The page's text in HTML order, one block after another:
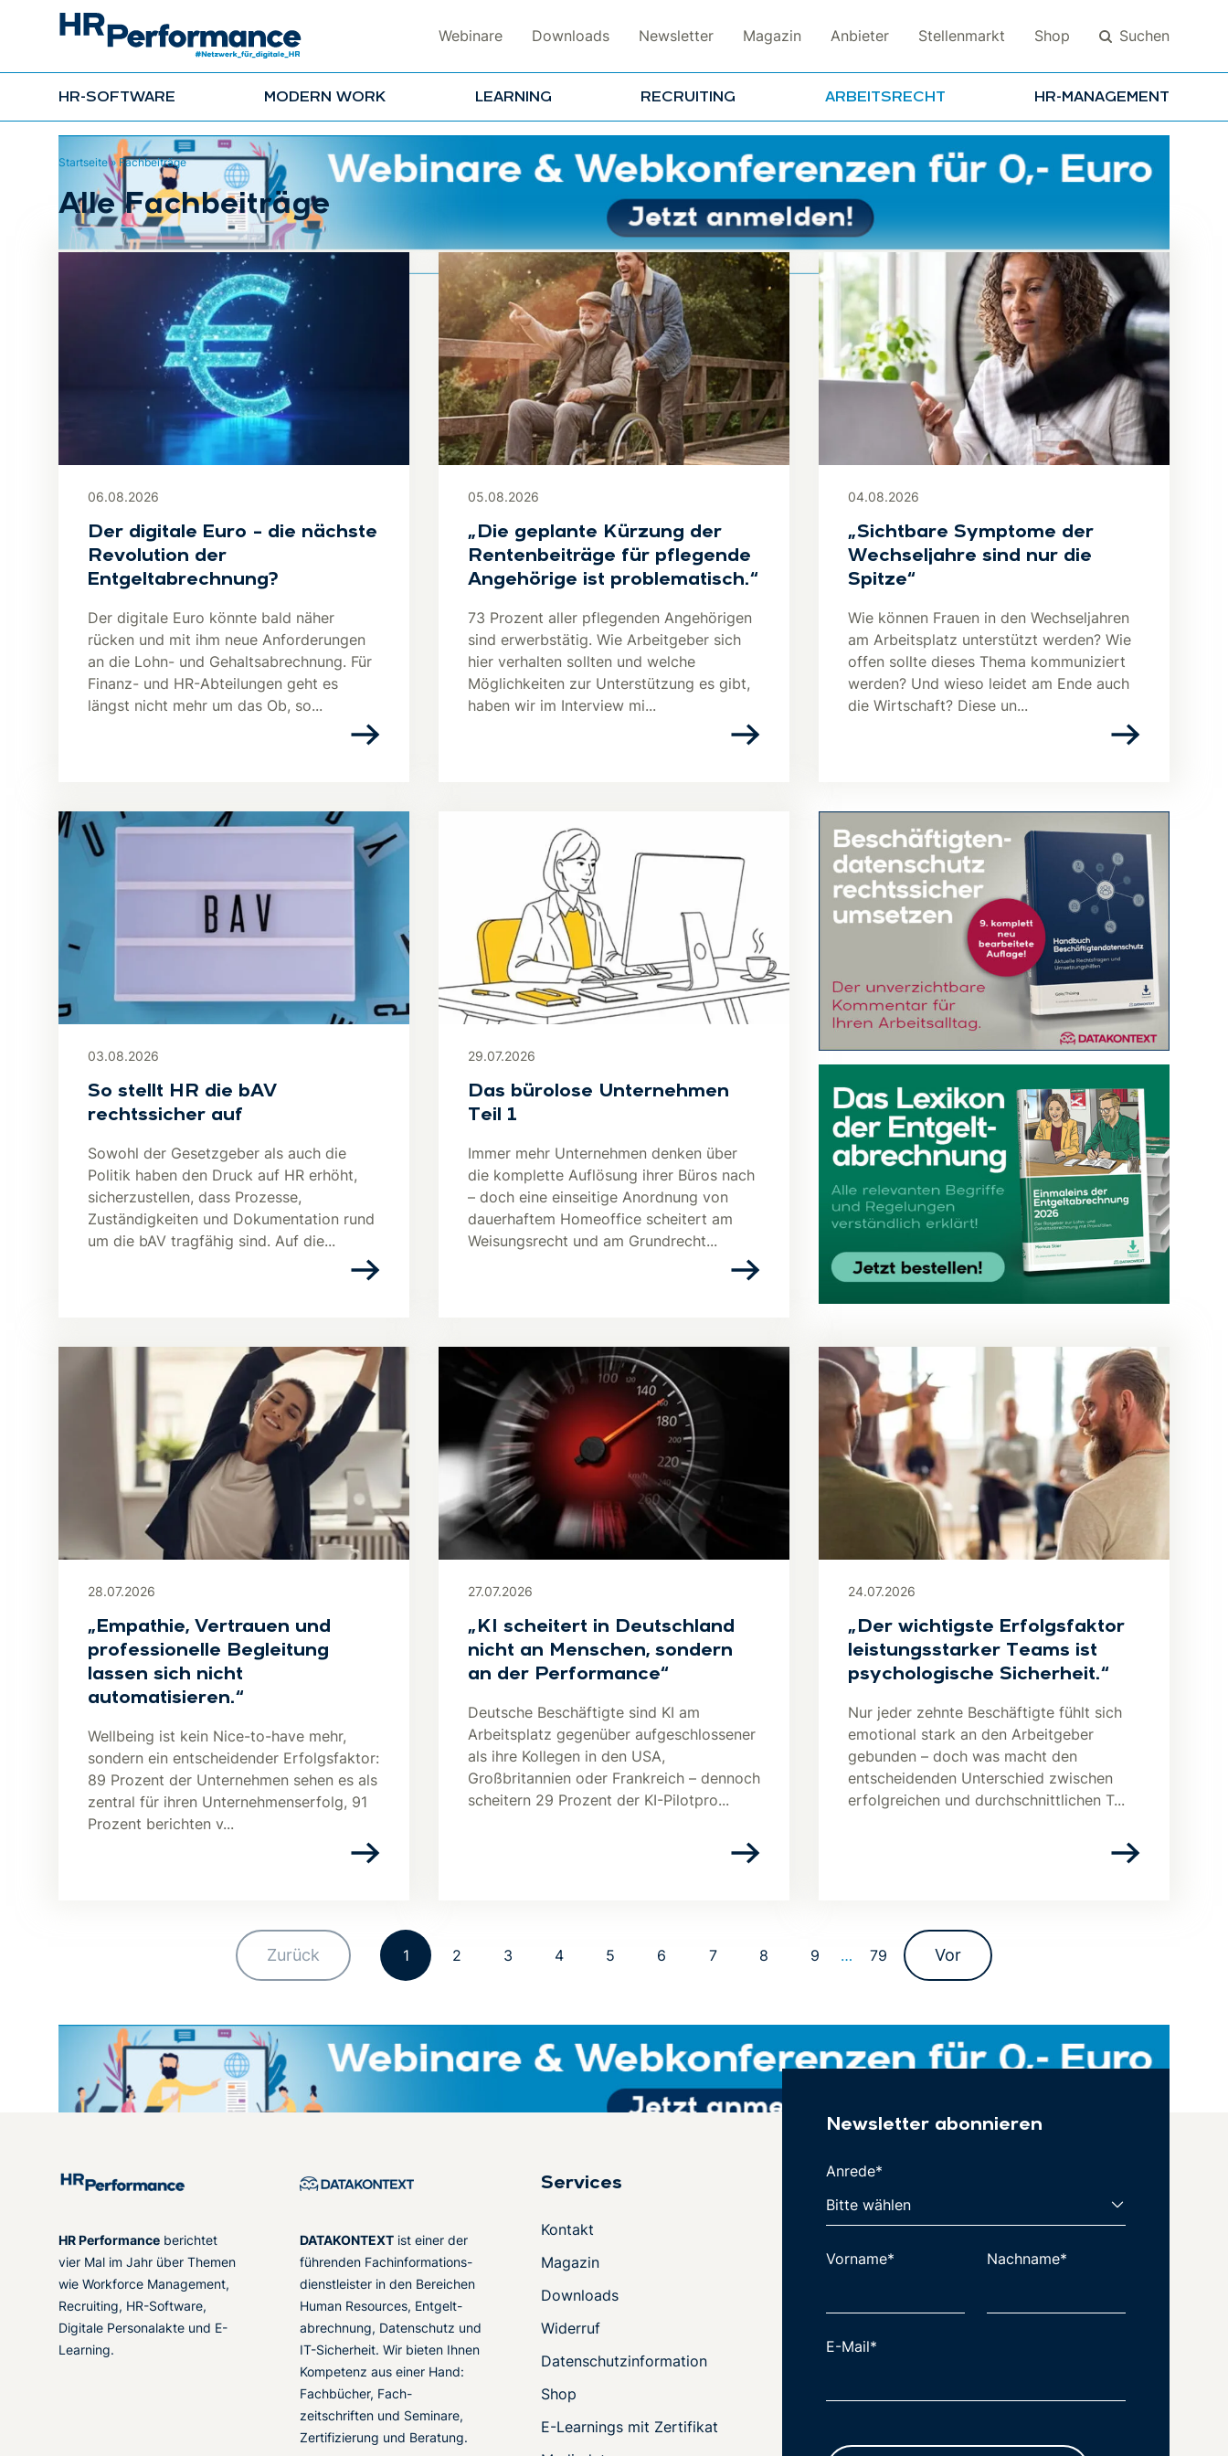
Webinare Downloads Newsletter Magazin Anbieter Stellenmarkt Shop Suchen
HR-SOFTWARE MODERN WORK LEARNING RECRUITING ARBEITSRECHT HR-MANAGEMENT
Suchen
Startseite»Fachbeiträge
Alle Fachbeiträge
06.08.2026
Der digitale Euro – die nächste
Revolution der
Entgeltabrechnung?
Der digitale Euro könnte bald näher
rücken und mit ihm neue Anforderungen
an die Lohn- und Gehaltsabrechnung. Für
Finanz- und HR-Abteilungen geht es
längst nicht mehr um das Ob, so...
05.08.2026
„Die geplante Kürzung der
Rentenbeiträge für pflegende
Angehörige ist problematisch.“
73 Prozent aller pflegenden Angehörigen
sind erwerbstätig. Wie Arbeitgeber sich
hier verhalten sollten und welche
Möglichkeiten zur Unterstützung es gibt,
haben wir im Interview mi...
04.08.2026
„Sichtbare Symptome der
Wechseljahre sind nur die
Spitze“
Wie können Frauen in den Wechseljahren
am Arbeitsplatz unterstützt werden? Wie
offen sollte dieses Thema kommuniziert
werden? Und wieso leidet am Ende auch
die Wirtschaft? Diese un...
03.08.2026
So stellt HR die bAV
rechtssicher auf
Sowohl der Gesetzgeber als auch die
Politik haben den Druck auf HR erhöht,
sicherzustellen, dass Prozesse,
Zuständigkeiten und Dokumentation rund
um die bAV tragfähig sind. Auf die...
29.07.2026
Das bürolose Unternehmen
Teil 1
Immer mehr Unternehmen denken über
die komplette Auflösung ihrer Büros nach
– doch eine einseitige Anordnung von
dauerhaftem Homeoffice scheitert am
Weisungsrecht und am Grundrecht...
28.07.2026
„Empathie, Vertrauen und
professionelle Begleitung
lassen sich nicht
automatisieren.“
Wellbeing ist kein Nice-to-have mehr,
sondern ein entscheidender Erfolgsfaktor:
89 Prozent der Unternehmen sehen es als
zentral für ihren Unternehmenserfolg, 91
Prozent berichten v...
27.07.2026
„KI scheitert in Deutschland
nicht an Menschen, sondern
an der Performance“
Deutsche Beschäftigte sind KI am
Arbeitsplatz gegenüber aufgeschlossener
als ihre Kollegen in den USA,
Großbritannien oder Frankreich – dennoch
scheitern 29 Prozent der KI-Pilotpro...
24.07.2026
„Der wichtigste Erfolgsfaktor
leistungsstarker Teams ist
psychologische Sicherheit.“
Nur jeder zehnte Beschäftigte fühlt sich
emotional stark an den Arbeitgeber
gebunden – doch was macht den
entscheidenden Unterschied zwischen
erfolgreichen und durchschnittlichen T...
Zurück 1 2 3 4 5 6 7 8 9 … 79 Vor
HR Performance berichtet
vier Mal im Jahr über Themen
wie Workforce Management,
Recruiting, HR-Software,
Digitale Personalakte und E-
Learning.
DATAKONTEXT ist einer der
führenden Fachinformations-
dienstleister in den Bereichen
Human Resources, Entgelt-
abrechnung, Datenschutz und
IT-Sicherheit. Wir bieten Ihnen
Kompetenz aus einer Hand:
Fachbücher, Fach-
zeitschriften und Seminare,
Zertifizierung und Beratung.
Services
Kontakt
Magazin
Downloads
Widerruf
Datenschutzinformation
Shop
E-Learnings mit Zertifikat
Newsletter abonnieren
Anrede*
Vorname* Nachname*
E-Mail*